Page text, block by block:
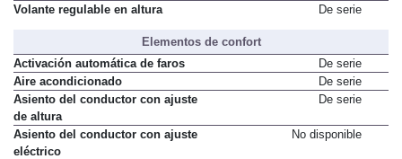
Volante regulable en altura
De serie
Elementos de confort
Activación automática de faros
De serie
Aire acondicionado
De serie
Asiento del conductor con ajuste
de altura
De serie
Asiento del conductor con ajuste
eléctrico
No disponible